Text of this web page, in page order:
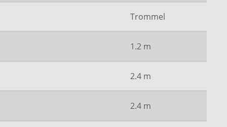
Trommel
1.2 m
2.4 m
2.4 m